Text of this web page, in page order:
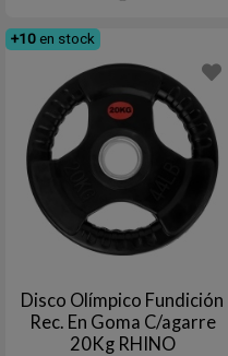
+10 en stock
Disco Olímpico Fundición
Rec. En Goma C/agarre
20Kg RHINO